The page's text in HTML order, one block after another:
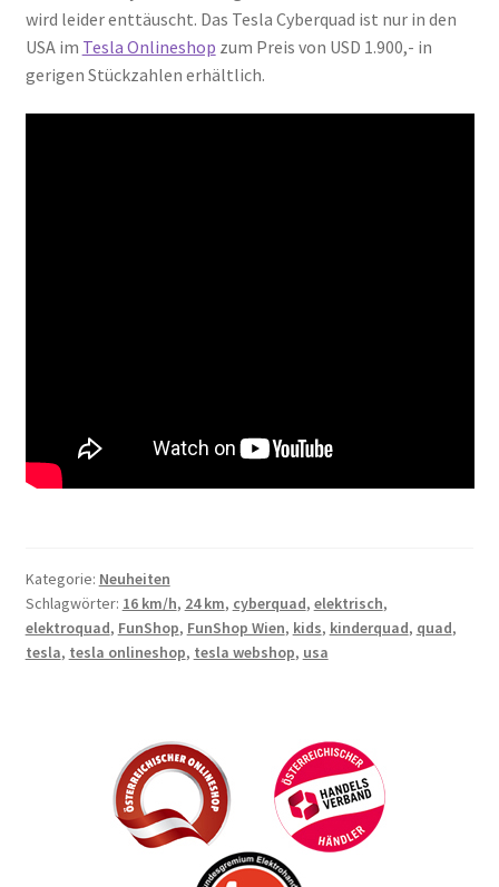
wird leider enttäuscht. Das Tesla Cyberquad ist nur in den
USA im Tesla Onlineshop zum Preis von USD 1.900,- in
gerigen Stückzahlen erhältlich.
Kategorie: Neuheiten
Schlagwörter: 16 km/h, 24 km, cyberquad, elektrisch,
elektroquad, FunShop, FunShop Wien, kids, kinderquad, quad,
tesla, tesla onlineshop, tesla webshop, usa